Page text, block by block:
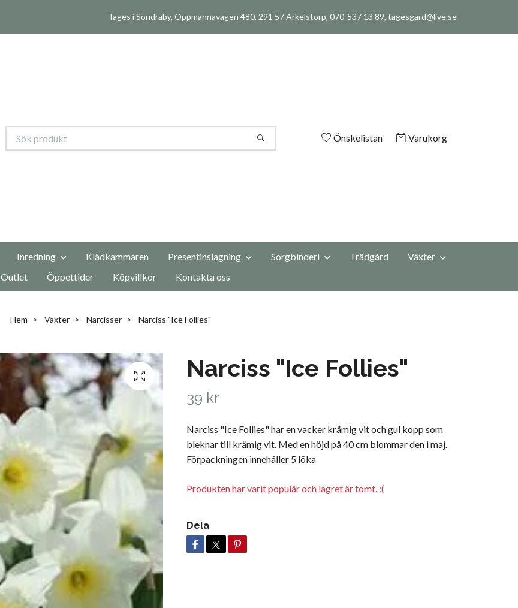
Tages i Söndraby, Oppmannavägen 480, 291 57 Arkelstorp, 070-537 13 89, tagesgard@live.se
Önskelistan Varukorg
Inredning Klädkammaren Presentinslagning Sorgbinderi Trädgård
Växter
Outlet
Öppettider Köpvillkor Kontakta oss
Hem Växter Narcisser Narciss "Ice Follies"
Narciss "Ice Follies"
39 kr
Narciss "Ice Follies" har en vacker krämig vit och gul kopp som
bleknar till krämig vit. Med en höjd på 40 cm blommar den i maj.
Förpackningen innehåller 5 löka
Produkten har varit populär och lagret är tomt. :(
Dela